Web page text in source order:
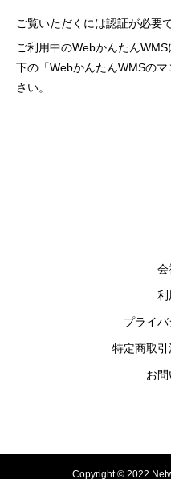
ご覧いただくには認証が必要で
ご利用中のWebかんたん
下の「WebかんたんWMSのマ
さい。
会
利
プライ
特定商取
お
Copyright © 2022